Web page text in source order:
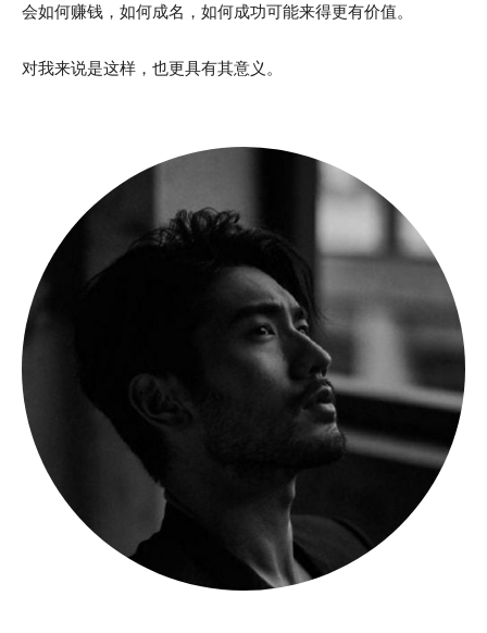
会如何赚钱，如何成名，如何成功可能来得更有价值。
对我来说是这样，也更具有其意义。